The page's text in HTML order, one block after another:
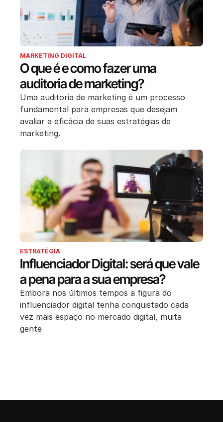
MARKETING DIGITAL
O que é e como fazer uma
auditoria de marketing?
Uma auditoria de marketing é um processo
fundamental para empresas que desejam
avaliar a eficácia de suas estratégias de
marketing.
ESTRATÉGIA
Influenciador Digital: será que vale
a pena para a sua empresa?
Embora nos últimos tempos a figura do
influenciador digital tenha conquistado cada
vez mais espaço no mercado digital, muita
gente